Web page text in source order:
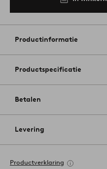
Productinformatie
Productspecificatie
Betalen
Levering
Productverklaring